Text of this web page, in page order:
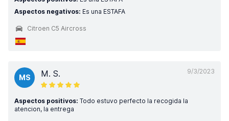
Aspectos negativos: Es una ESTAFA
Citroen C5 Aircross
9/3/2023
MS M. S.
Aspectos positivos: Todo estuvo perfecto la recogida la
atencion, la entrega